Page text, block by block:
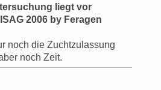
liegt vor
2006 by Feragen
noch die Zuchtzulassung
noch Zeit.